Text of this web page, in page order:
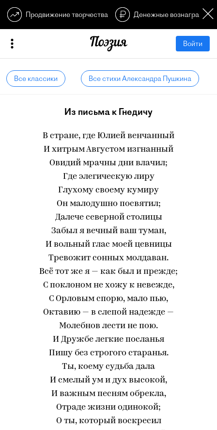
Продвижение творчества Денежные
Войти
Все классики Все стихи Александра Пушкина
Из письма к Гнедичу
В стране, где Юлией венчанный
И хитрым Августом изгнанный
Овидий мрачны дни влачил;
Где элегическую лиру
Глухому своему кумиру
Он малодушно посвятил;
Далече северной столицы
Забыл я вечный ваш туман,
И вольный глас моей цевницы
Тревожит сонных молдаван.
Всё тот же я — как был и прежде;
С поклоном не хожу к невежде,
С Орловым спорю, мало пью,
Октавию — в слепой надежде —
Молебнов лести не пою.
И Дружбе легкие посланья
Пишу без строгого старанья.
Ты, коему судьба дала
И смелый ум и дух высокой,
И важным песням обрекла,
Отраде жизни одинокой;
О ты, который воскресил